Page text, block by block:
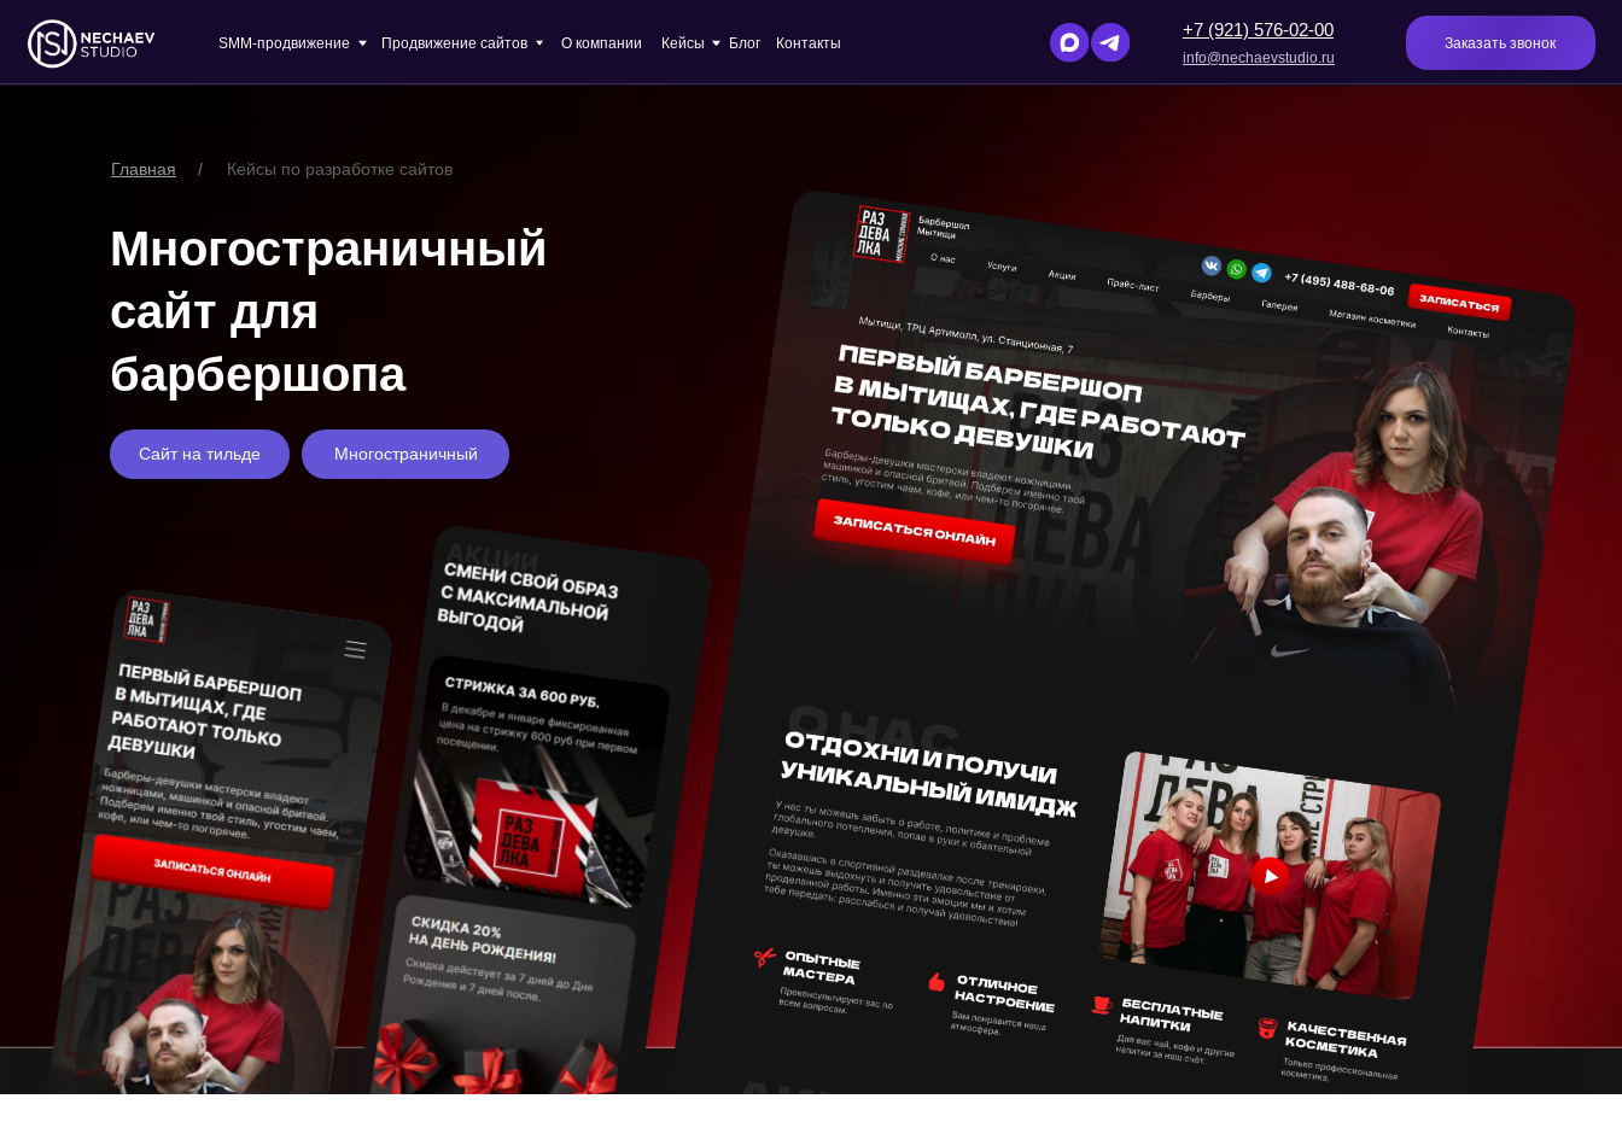
Заказать звонок
+7 (921) 576-02-00
info@nechaevstudio.ru
SMM-продвижение Продвижение сайтов О компании Кейсы Блог Контакты
Сайт на тильде Многостраничный
Многостраничный
сайт для
барбершопа
Главная / Кейсы по разработке сайтов